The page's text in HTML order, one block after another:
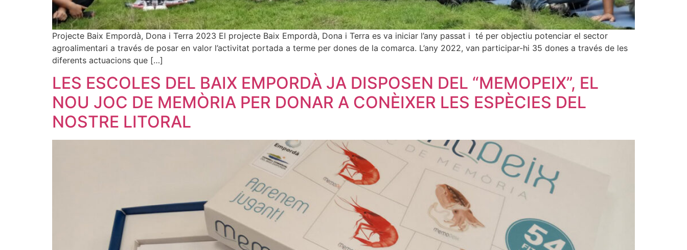
Projecte Baix Empordà, Dona i Terra 2023 El projecte Baix Empordà, Dona i Terra es va iniciar l’any passat i té per objectiu potenciar el sector
agroalimentari a través de posar en valor l’activitat portada a terme per dones de la comarca. L’any 2022, van participar-hi 35 dones a través de les
diferents actuacions que […]
LES ESCOLES DEL BAIX EMPORDÀ JA DISPOSEN DEL “MEMOPEIX”, EL
NOU JOC DE MEMÒRIA PER DONAR A CONÈIXER LES ESPÈCIES DEL
NOSTRE LITORAL